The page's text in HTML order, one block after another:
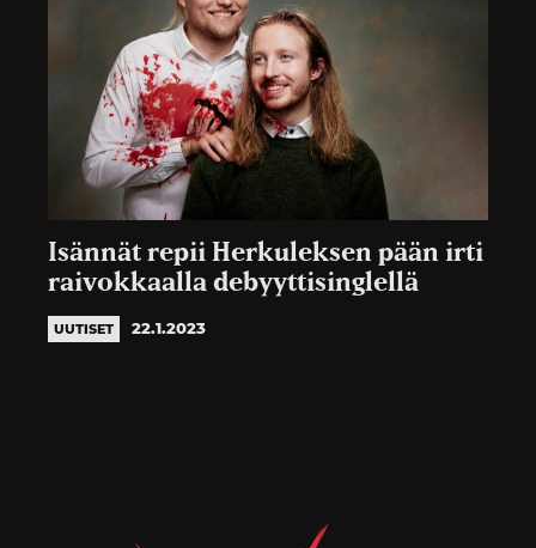
Isännät repii Herkuleksen pään irti
raivokkaalla debyyttisinglellä
UUTISET 22.1.2023